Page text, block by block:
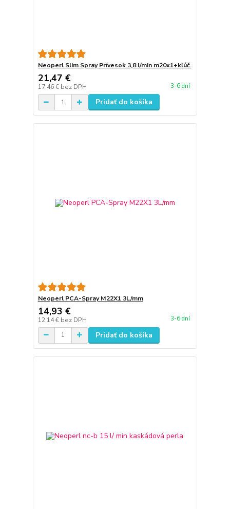
Neoperl Slim Spray Prívesok 3,8 l/min m20x1+kľúč.
21,47 €
17,46 € bez DPH 3-6 dní
Pridať do košíka
Neoperl PCA-Spray M22X1 3L/mm
14,93 €
12,14 € bez DPH 3-6 dní
Pridať do košíka